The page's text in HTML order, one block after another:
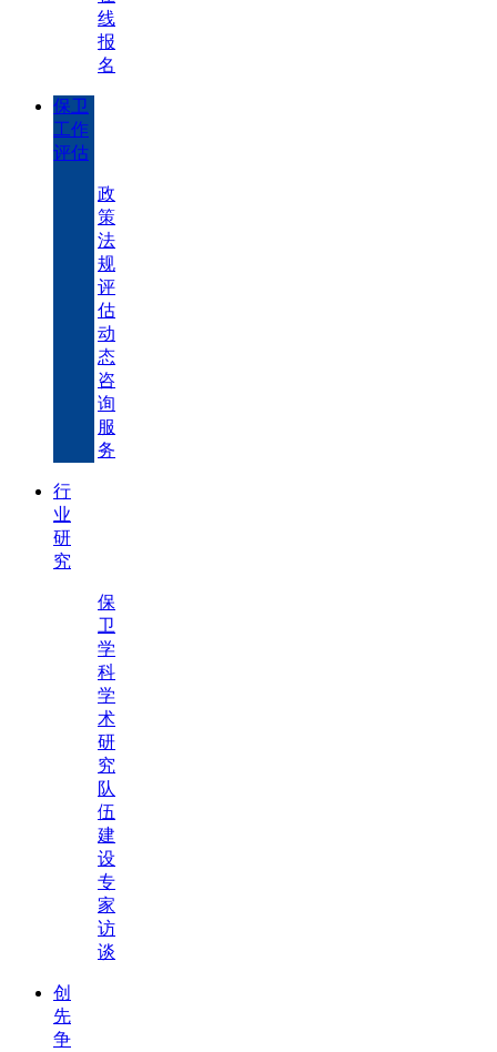
线
报
名
保卫
工作
评估
政
策
法
规
评
估
动
态
咨
询
服
务
行
业
研
究
保
卫
学
科
学
术
研
究
队
伍
建
设
专
家
访
谈
创
先
争